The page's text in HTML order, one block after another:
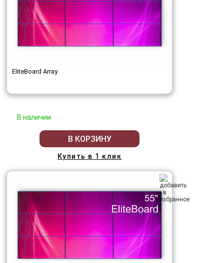
EliteBoard Array
В наличии
В КОРЗИНУ
Купить в 1 клик